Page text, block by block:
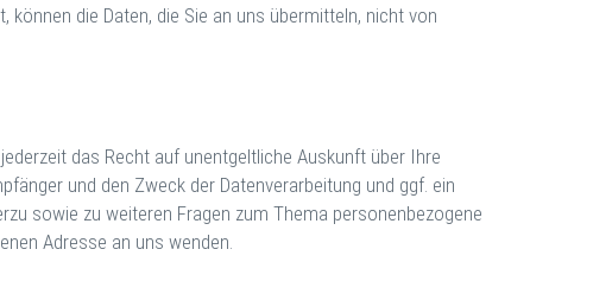
können die Daten, die Sie an uns übermitteln, nicht von
das Recht auf unentgeltliche Auskunft über Ihre
und den Zweck der Datenverarbeitung und ggf. ein
sowie zu weiteren Fragen zum Thema personenbezogene
Adresse an uns wenden.